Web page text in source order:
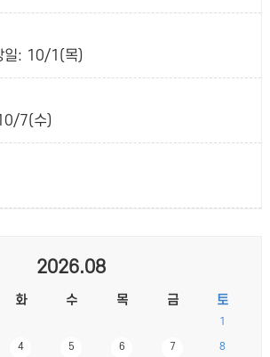
일: 10/1(목)
7(수)
2026.08
화 수 목 금 토
1
4 5 6 7 8